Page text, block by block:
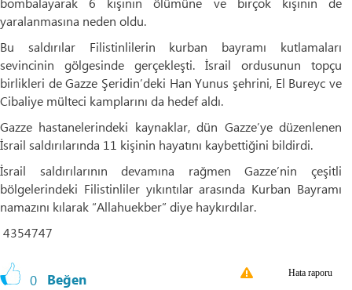
yaralanmasına neden oldu.
Bu saldırılar Filistinlilerin kurban bayramı kutlamaları
sevincinin gölgesinde gerçekleşti. İsrail ordusunun topçu
birlikleri de Gazze Şeridin’deki Han Yunus şehrini, El Bureyc ve
Cibaliye mülteci kamplarını da hedef aldı.
Gazze hastanelerindeki kaynaklar, dün Gazze’ye düzenlenen
İsrail saldırılarında 11 kişinin hayatını kaybettiğini bildirdi.
İsrail saldırılarının devamına rağmen Gazze’nin çeşitli
bölgelerindeki Filistinliler yıkıntılar arasında Kurban Bayramı
namazını kılarak “Allahuekber” diye haykırdılar.
4354747
0 Beğen Hata raporu